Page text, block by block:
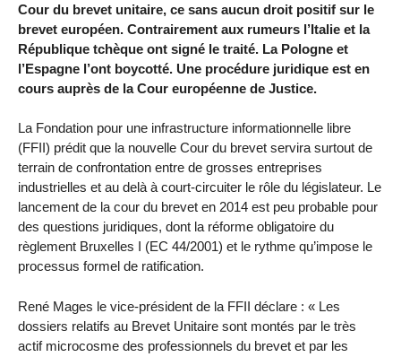
Cour du brevet unitaire, ce sans aucun droit positif sur le
brevet européen. Contrairement aux rumeurs l’Italie et la
République tchèque ont signé le traité. La Pologne et
l’Espagne l’ont boycotté. Une procédure juridique est en
cours auprès de la Cour européenne de Justice.
La Fondation pour une infrastructure informationnelle libre
(FFII) prédit que la nouvelle Cour du brevet servira surtout de
terrain de confrontation entre de grosses entreprises
industrielles et au delà à court-circuiter le rôle du législateur. Le
lancement de la cour du brevet en 2014 est peu probable pour
des questions juridiques, dont la réforme obligatoire du
règlement Bruxelles I (EC 44/2001) et le rythme qu’impose le
processus formel de ratification.
René Mages le vice-président de la FFII déclare : « Les
dossiers relatifs au Brevet Unitaire sont montés par le très
actif microcosme des professionnels du brevet et par les